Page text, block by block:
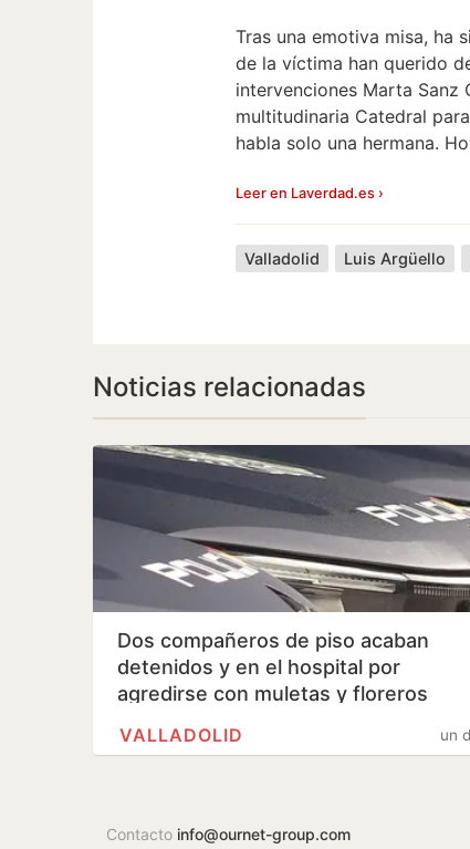
Tras una emotiva misa, ha
de la víctima han querido
intervenciones Marta Sanz
multitudinaria Catedral
habla solo una hermana.
Leer en Laverdad.es ›
Valladolid Luis Argüello
Noticias relacionadas
Dos compañeros de piso acaban
detenidos y en el hospital por
agredirse con muletas y floreros
un
VALLADOLID
Contacto info@ournet-group.com